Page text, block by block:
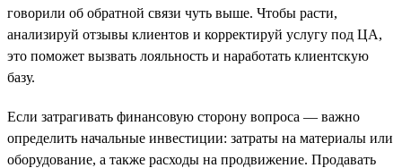
говорили об обратной связи чуть выше. Чтобы расти,
анализируй отзывы клиентов и корректируй услугу под ЦА,
это поможет вызвать лояльность и наработать клиентскую
базу.
Если затрагивать финансовую сторону вопроса — важно
определить начальные инвестиции: затраты на материалы или
оборудование, а также расходы на продвижение. Продавать